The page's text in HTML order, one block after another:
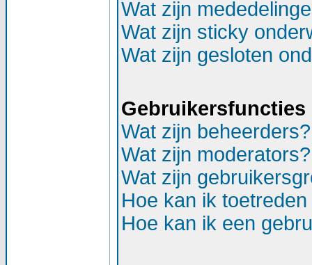
Wat zijn
Wat zijn sticky
Wat zijn gesloten
Gebruikersfuncties
Wat zijn beheerders?
Wat zijn moderators?
Wat zijn
Hoe kan ik
Hoe kan ik een